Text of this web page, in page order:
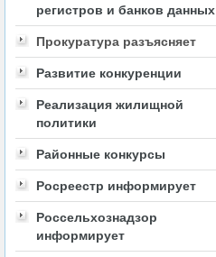
регистров и банков данных
Прокуратура разъясняет
Развитие конкуренции
Реализация жилищной
политики
Районные конкурсы
Росреестр информирует
Россельхознадзор
информирует